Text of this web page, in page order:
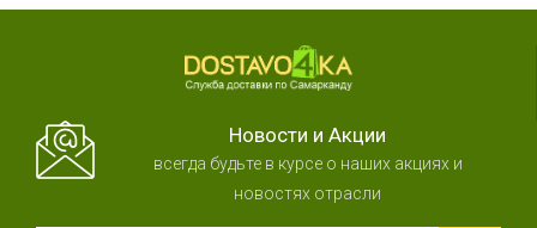
Новости и Акции
всегда будьте в курсе о наших акциях и
новостях отрасли